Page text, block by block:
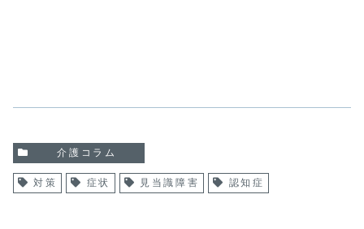
介護コラム
対策 症状 見当識障害 認知症